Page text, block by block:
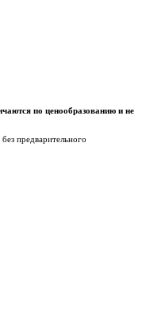
по ценообразованию и не
предварительного